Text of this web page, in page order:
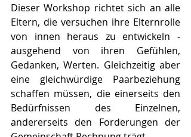
Dieser Workshop richtet sich an alle
Eltern, die versuchen ihre Elternrolle
von innen heraus zu entwickeln -
ausgehend von ihren Gefühlen,
Gedanken, Werten. Gleichzeitig aber
eine gleichwürdige Paarbeziehung
schaffen müssen, die einerseits den
Bedürfnissen des Einzelnen,
andererseits den Forderungen der